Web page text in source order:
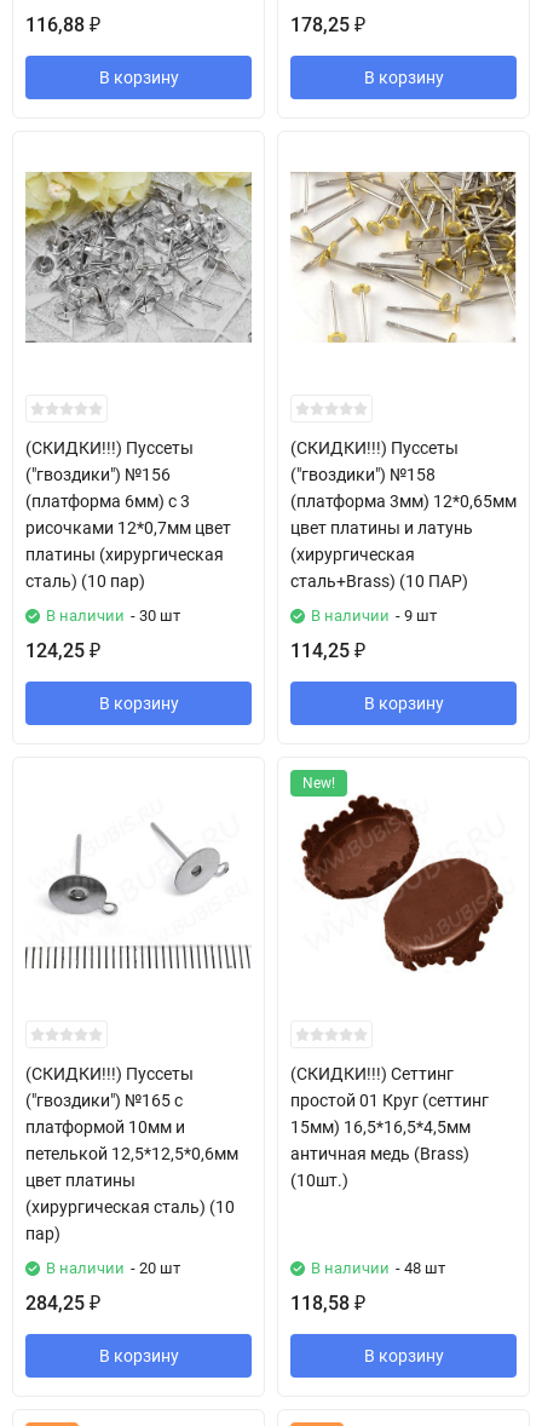
116,88 ₽
В корзину
178,25 ₽
В корзину
(СКИДКИ!!!) Пуссеты
("гвоздики") №156
(платформа 6мм) с 3
рисочками 12*0,7мм цвет
платины (хирургическая
сталь) (10 пар)
В наличии - 30 шт
124,25 ₽
В корзину
(СКИДКИ!!!) Пуссеты
("гвоздики") №158
(платформа 3мм) 12*0,65мм
цвет платины и латунь
(хирургическая
сталь+Brass) (10 ПАР)
В наличии - 9 шт
114,25 ₽
В корзину
(СКИДКИ!!!) Пуссеты
("гвоздики") №165 с
платформой 10мм и
петелькой 12,5*12,5*0,6мм
цвет платины
(хирургическая сталь) (10
пар)
В наличии - 20 шт
284,25 ₽
В корзину
New!
(СКИДКИ!!!) Сеттинг
простой 01 Круг (сеттинг
15мм) 16,5*16,5*4,5мм
античная медь (Brass)
(10шт.)
В наличии - 48 шт
118,58 ₽
В корзину